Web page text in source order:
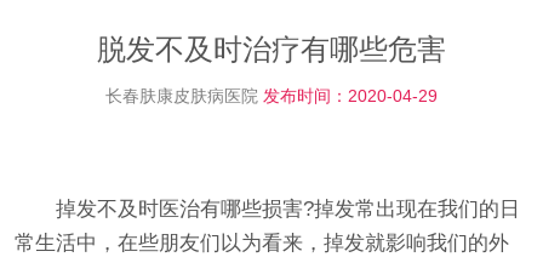
脱发不及时治疗有哪些危害
长春肤康皮肤病医院 发布时间：2020-04-29
掉发不及时医治有哪些损害?掉发常出现在我们的日
常生活中，在些朋友们以为看来，掉发就影响我们的外